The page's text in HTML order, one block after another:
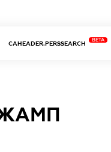
CAHEADER.PERSSEARCH
BETA